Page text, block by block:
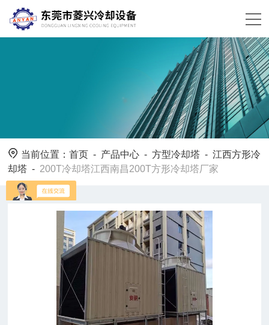
当前位置：首页 - 产品中心 -方型冷却塔 -江西方形冷
却塔 - 200T冷却塔江西南昌200T方形冷却塔厂家